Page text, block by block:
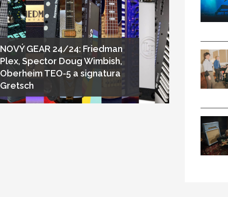
NOVÝ GEAR 24/24: Friedman
Plex, Spector Doug Wimbish,
Oberheim TEO-5 a signatura
Gretsch